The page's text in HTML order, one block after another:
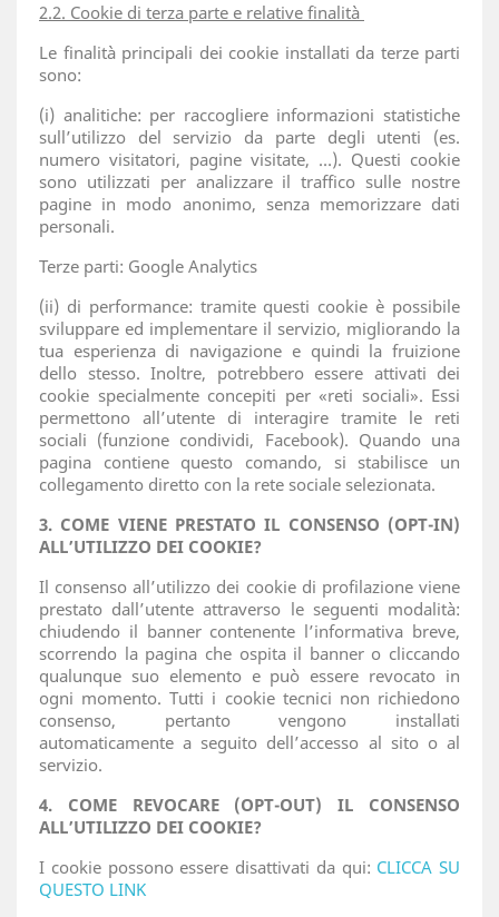
2.2. Cookie di terza parte e relative finalità
Le finalità principali dei cookie installati da terze parti
sono:
(i) analitiche: per raccogliere informazioni statistiche
sull’utilizzo del servizio da parte degli utenti (es.
numero visitatori, pagine visitate, …). Questi cookie
sono utilizzati per analizzare il traffico sulle nostre
pagine in modo anonimo, senza memorizzare dati
personali.
Terze parti: Google Analytics
(ii) di performance: tramite questi cookie è possibile
sviluppare ed implementare il servizio, migliorando la
tua esperienza di navigazione e quindi la fruizione
dello stesso. Inoltre, potrebbero essere attivati dei
cookie specialmente concepiti per «reti sociali». Essi
permettono all’utente di interagire tramite le reti
sociali (funzione condividi, Facebook). Quando una
pagina contiene questo comando, si stabilisce un
collegamento diretto con la rete sociale selezionata.
3. COME VIENE PRESTATO IL CONSENSO (OPT-IN)
ALL’UTILIZZO DEI COOKIE?
Il consenso all’utilizzo dei cookie di profilazione viene
prestato dall’utente attraverso le seguenti modalità:
chiudendo il banner contenente l’informativa breve,
scorrendo la pagina che ospita il banner o cliccando
qualunque suo elemento e può essere revocato in
ogni momento. Tutti i cookie tecnici non richiedono
consenso, pertanto vengono installati
automaticamente a seguito dell’accesso al sito o al
servizio.
4. COME REVOCARE (OPT-OUT) IL CONSENSO
ALL’UTILIZZO DEI COOKIE?
I cookie possono essere disattivati da qui: CLICCA SU
QUESTO LINK